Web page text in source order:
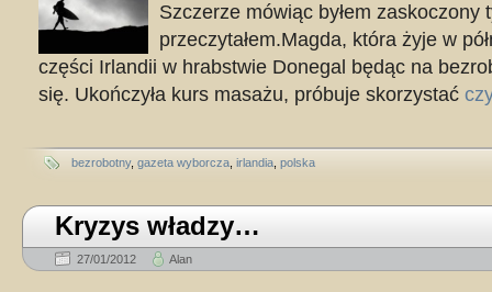
Szczerze mówiąc byłem zaskoczony
przeczytałem.Magda, która żyje w
części Irlandii w hrabstwie Donegal będąc na
się. Ukończyła kurs masażu, próbuje skorzystać
bezrobotny, gazeta wyborcza irlandia polska
Kryzys władzy…
27/01/2012 Alan